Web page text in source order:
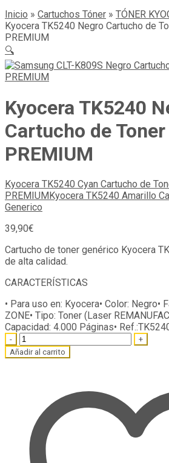
Inicio » Cartuchos Tóner » TÓNER
Kyocera TK5240 Negro Cartucho de
PREMIUM
🔍
Kyocera TK5240
Cartucho de
PREMIUM
Kyocera TK5240 Cyan Cartucho de
PREMIUM Kyocera TK5240 Amarillo
Generico
39,90€
Cartucho de toner genérico Kyocera
de alta calidad.
CARACTERÍSTICAS
• Para uso en: Kyocera• Color: Negro•
ZONE• Tipo: Toner (Laser
Capacidad: 4.000 Páginas• Ref.:
Quantity
Añadir al carrito